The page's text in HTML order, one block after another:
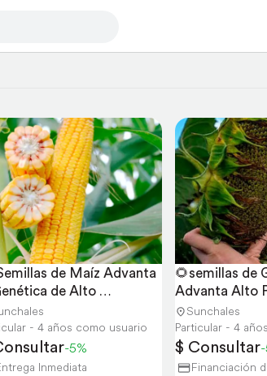
de Maíz Advanta
de Alto
- 4 años como usuario
-5%
Inmediata
🌻semillas de
Advanta Alto
Rendimiento
Sunchales
Particular - 4
$ Consultar
Financiación